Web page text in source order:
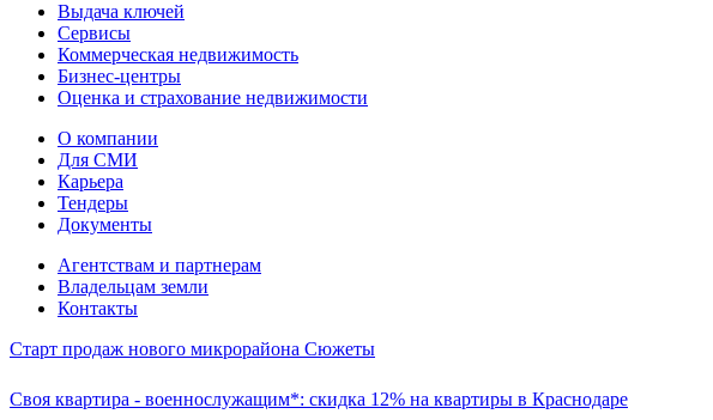
Выдача ключей
Сервисы
Коммерческая недвижимость
Бизнес-центры
Оценка и страхование недвижимости
О компании
Для СМИ
Карьера
Тендеры
Документы
Агентствам и партнерам
Владельцам земли
Контакты
Старт продаж нового микрорайона Сюжеты
Своя квартира - военнослужащим*: скидка 12% на квартиры в Краснодаре